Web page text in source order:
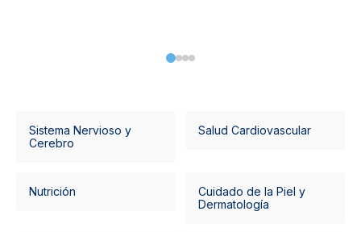
Sistema Nervioso y
Cerebro
Salud Cardiovascular
Nutrición
Cuidado de la Piel y
Dermatología